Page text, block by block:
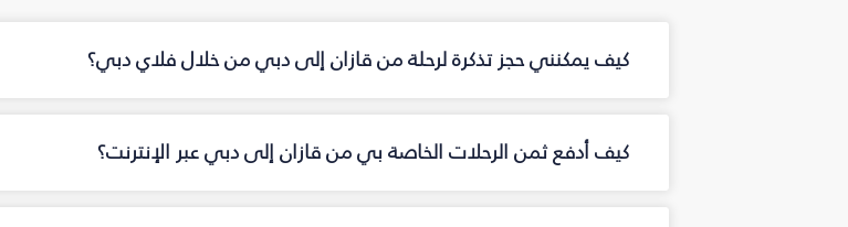
كيف يمكنني حجز تذكرة لرحلة من قازان إلى دبي من خلال فلاي دبي؟
كيف أدفع ثمن الرحلات الخاصة بي من قازان إلى دبي عبر الإنترنت؟